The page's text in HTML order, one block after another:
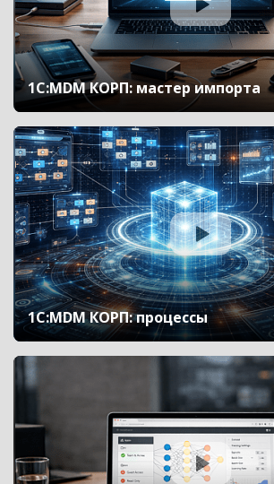
1С:MDM КОРП: мастер импорта
1С:MDM КОРП: процессы